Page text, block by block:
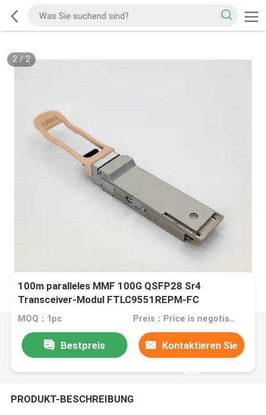
2/ 2
100m paralleles MMF 100G QSFP28 Sr4
Transceiver-Modul FTLC9551REPM-FC
MOQ：1pc Preis：Price is negotiable
Bestpreis Kontaktieren Sie
uns
PRODUKT-BESCHREIBUNG